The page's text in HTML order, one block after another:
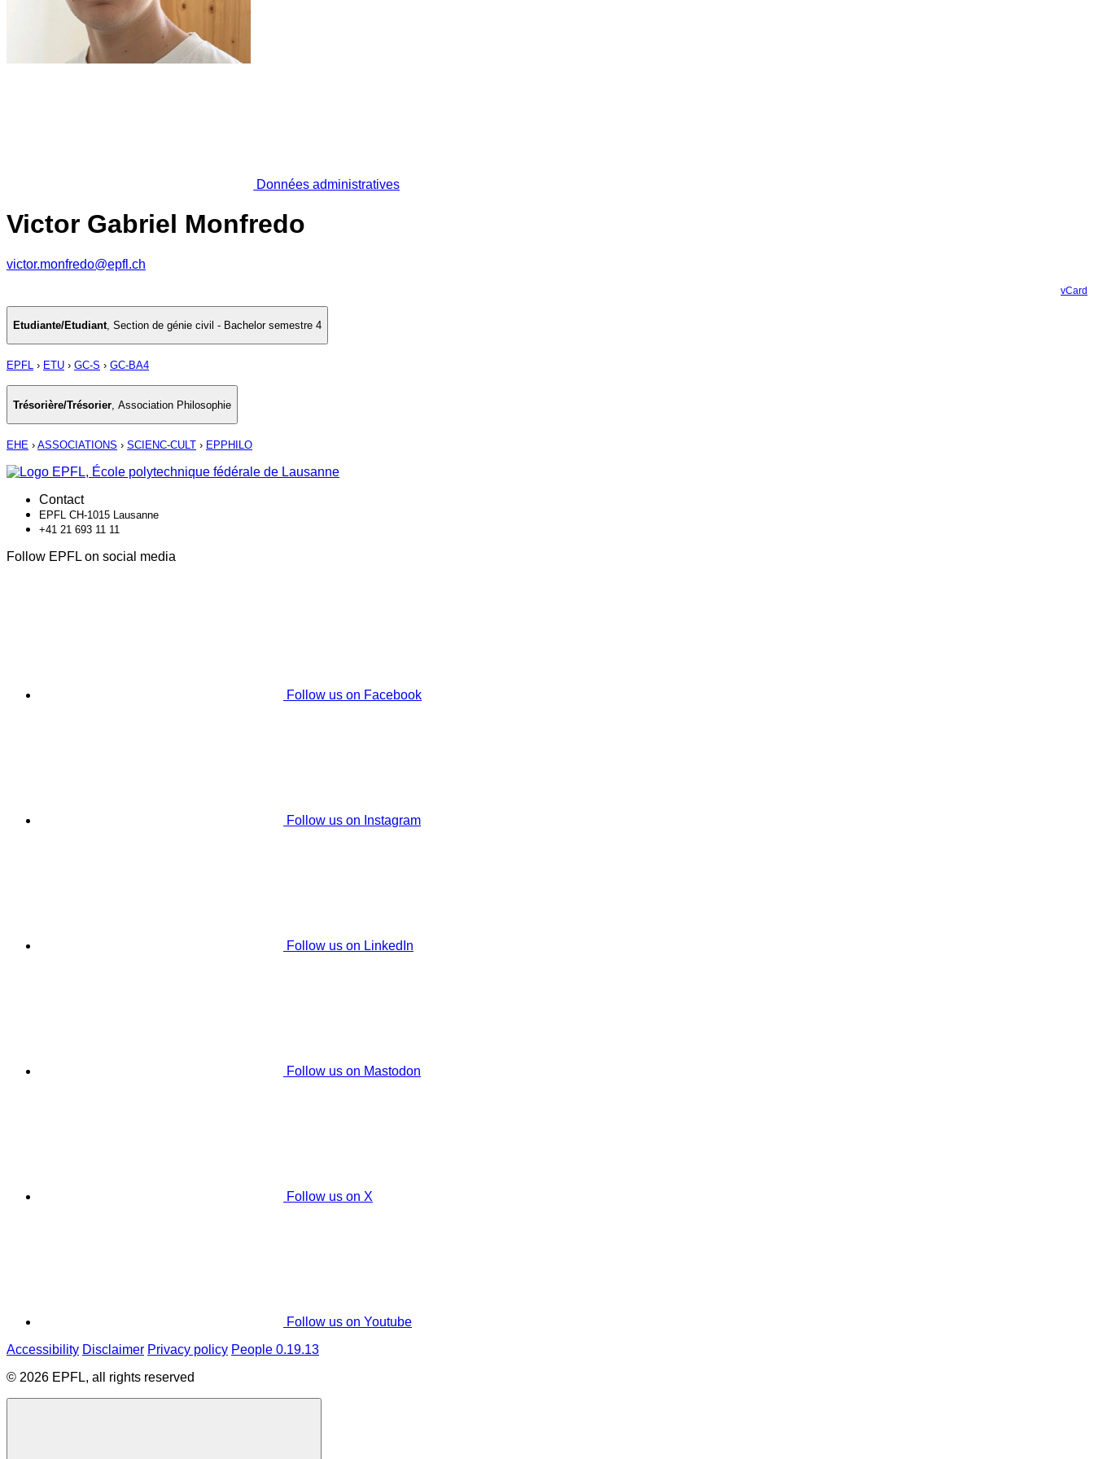
Données administratives
Victor Gabriel Monfredo
victor.monfredo@epfl.ch
vCard
Etudiante/Etudiant, Section de génie civil - Bachelor semestre 4
EPFL › ETU › GC-S › GC-BA4
Trésorière/Trésorier Association Philosophie
EHE › ASSOCIATIONS › SCIENC-CULT › EPPHILO
Contact
EPFL CH-1015 Lausanne
+41 21 693 11 11
Follow EPFL on social media
Follow us on Facebook
Follow us on Instagram
Follow us on LinkedIn
Follow us on Mastodon
Follow us on X
Follow us on Youtube
Accessibility Disclaimer Privacy policy People 0.19.13
© 2026 EPFL, all rights reserved